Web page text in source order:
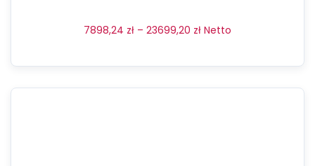
7898,24 zł – 23699,20 zł Netto